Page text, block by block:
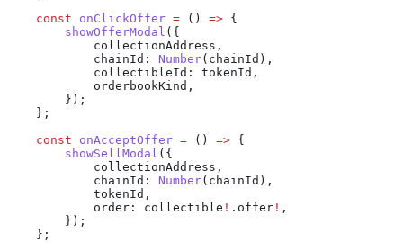
    const
onClickOffer = () => {
        showOfferModal
({
            collectionAddress
,
            chainId:
Number( chainId ),
            collectibleId:
tokenId ,
            orderbookKind
,
        });
    };
    const
onAcceptOffer = () => {
        showSellModal
({
            collectionAddress
,
            chainId:
Number( chainId ),
            tokenId
,
            order:
collectible ! . offer ! ,
        });
    };